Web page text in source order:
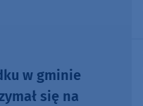
w gminie
się na